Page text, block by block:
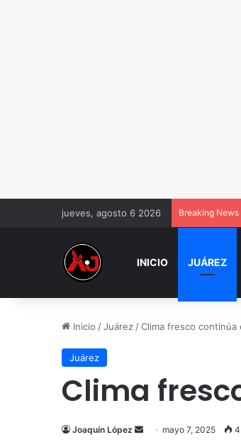
jueves, agosto 6 2026 Breaking News
INICIO JUÁREZ
Inicio /Juárez /Clima fresco continúa
Juárez
Clima
Joaquín López
Send mayo 7, 2025 4